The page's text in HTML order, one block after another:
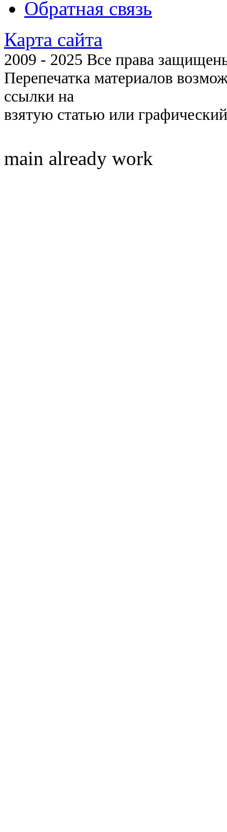
Обратная связь
Карта сайта
2009 - 2025 Все права
Перепечатка материалов
ссылки на
взятую статью или
main already work